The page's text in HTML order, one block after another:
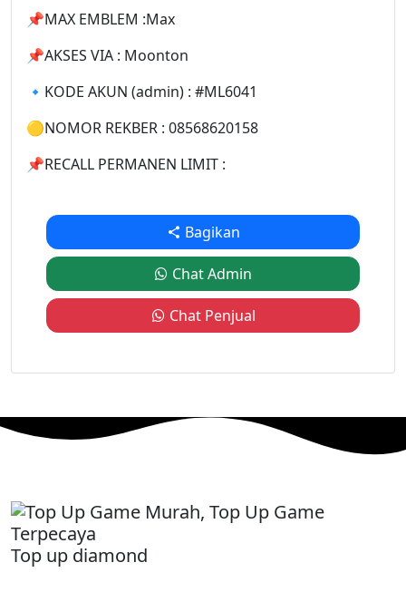
📌MAX EMBLEM :Max
📌AKSES VIA : Moonton
🔹KODE AKUN (admin) : #ML6041
🟡NOMOR REKBER : 08568620158
📌RECALL PERMANEN LIMIT :
Bagikan
Chat Admin
Chat Penjual
Top up diamond